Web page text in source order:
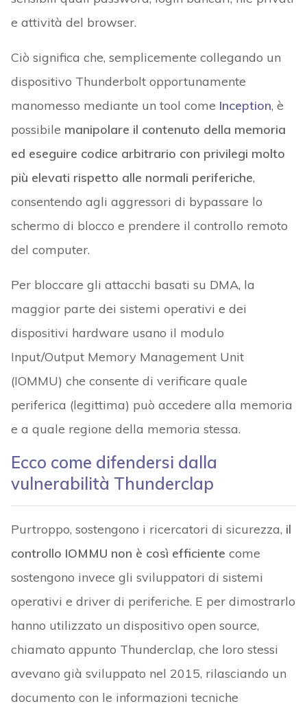
e attività del browser.
Ciò significa che, semplicemente collegando un
dispositivo Thunderbolt opportunamente
manomesso mediante un tool come Inception, è
possibile manipolare il contenuto della memoria
ed eseguire codice arbitrario con privilegi molto
più elevati rispetto alle normali periferiche,
consentendo agli aggressori di bypassare lo
schermo di blocco e prendere il controllo remoto
del computer.
Per bloccare gli attacchi basati su DMA, la
maggior parte dei sistemi operativi e dei
dispositivi hardware usano il modulo
Input/Output Memory Management Unit
(IOMMU) che consente di verificare quale
periferica (legittima) può accedere alla memoria
e a quale regione della memoria stessa.
Ecco come difendersi dalla
vulnerabilità Thunderclap
Purtroppo, sostengono i ricercatori di sicurezza, il
controllo IOMMU non è così efficiente come
sostengono invece gli sviluppatori di sistemi
operativi e driver di periferiche. E per dimostrarlo
hanno utilizzato un dispositivo open source,
chiamato appunto Thunderclap, che loro stessi
avevano già sviluppato nel 2015, rilasciando un
documento con le informazioni tecniche